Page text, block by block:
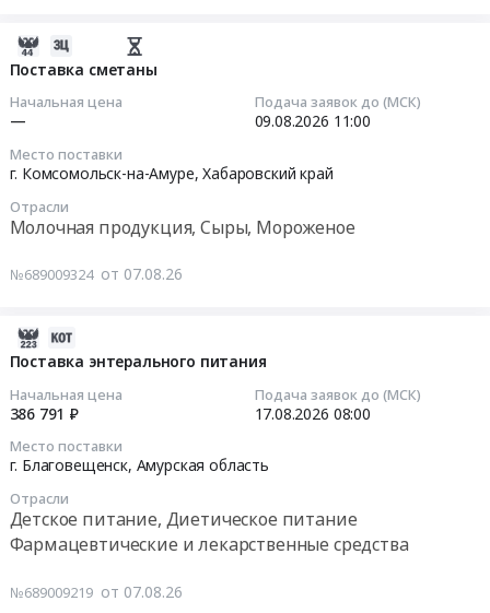
Поставка сметаны
Начальная цена
—
Подача заявок до (МСК)
09.08.2026 11:00
Место поставки
г. Комсомольск-на-Амуре,Хабаровский край
Отрасли
Молочная продукция, Сыры, Мороженое
№689009324 от 07.08.26
Поставка энтерального питания
Начальная цена
386 791 ₽
Подача заявок до (МСК)
17.08.2026 08:00
Место поставки
г. Благовещенск, Амурская область
Отрасли
Детское питание, Диетическое питание
Фармацевтические и лекарственные средства
№689009219 от 07.08.26